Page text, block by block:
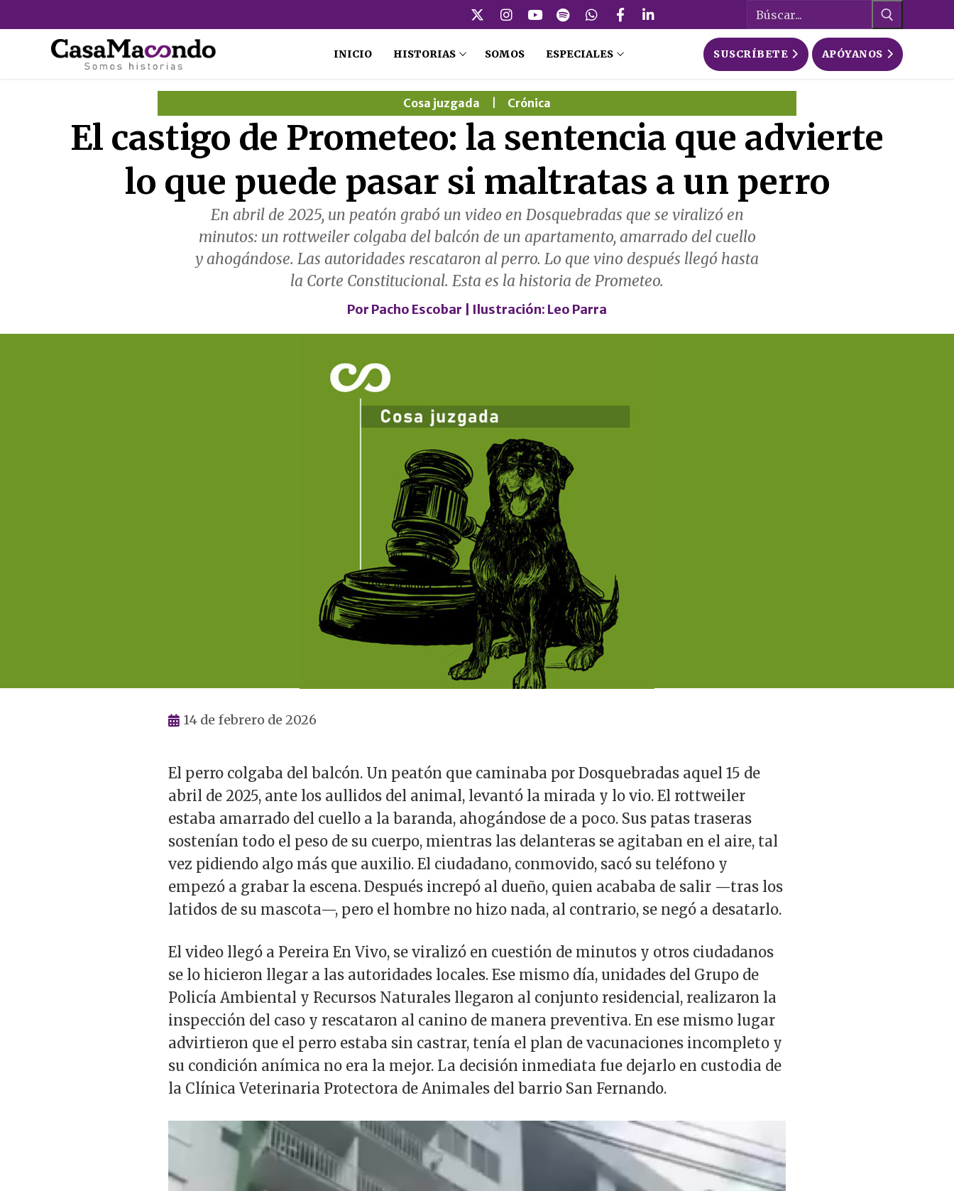
al
contenido
INICIO HISTORIAS SOMOS ESPECIALES SUSCRÍBETE APÓYANOS
Cosa juzgada Crónica
El castigo de Prometeo: la sentencia que advierte
lo que puede pasar si maltratas a un perro
En abril de 2025, un peatón grabó un video en Dosquebradas que se viralizó en
minutos: un rottweiler colgaba del balcón de un apartamento, amarrado del cuello
y ahogándose. Las autoridades rescataron al perro. Lo que vino después llegó hasta
la Corte Constitucional. Esta es la historia de Prometeo.
Por Pacho Escobar | Ilustración: Leo Parra
14 de febrero de 2026
El perro colgaba del balcón. Un peatón que caminaba por Dosquebradas aquel 15 de
abril de 2025, ante los aullidos del animal, levantó la mirada y lo vio. El rottweiler
estaba amarrado del cuello a la baranda, ahogándose de a poco. Sus patas traseras
sostenían todo el peso de su cuerpo, mientras las delanteras se agitaban en el aire, tal
vez pidiendo algo más que auxilio. El ciudadano, conmovido, sacó su teléfono y
empezó a grabar la escena. Después increpó al dueño, quien acababa de salir —tras los
latidos de su mascota—, pero el hombre no hizo nada, al contrario, se negó a desatarlo.
El video llegó a Pereira En Vivo, se viralizó en cuestión de minutos y otros ciudadanos
se lo hicieron llegar a las autoridades locales. Ese mismo día, unidades del Grupo de
Policía Ambiental y Recursos Naturales llegaron al conjunto residencial, realizaron la
inspección del caso y rescataron al canino de manera preventiva. En ese mismo lugar
advirtieron que el perro estaba sin castrar, tenía el plan de vacunaciones incompleto y
su condición anímica no era la mejor. La decisión inmediata fue dejarlo en custodia de
la Clínica Veterinaria Protectora de Animales del barrio San Fernando.